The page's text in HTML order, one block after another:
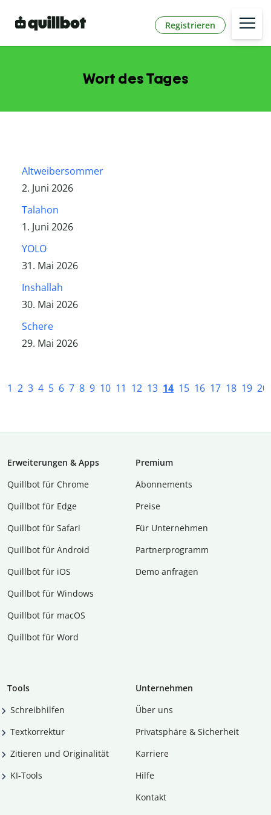
Registrieren
Wort des Tages
Altweibersommer
2. Juni 2026
Talahon
1. Juni 2026
YOLO
31. Mai 2026
Inshallah
30. Mai 2026
Schere
29. Mai 2026
1 2 3 4 5 6 7 8 9 10 11 12 13 14 15 16 17 18 19 20
Erweiterungen & Apps
Quillbot für Chrome
Quillbot für Edge
Quillbot für Safari
Quillbot für Android
Quillbot für iOS
Quillbot für Windows
Quillbot für macOS
Quillbot für Word
Premium
Abon­ne­ments
Preise
Für Unternehmen
Partnerprogramm
Demo anfragen
Tools
Schreibhilfen
Textkorrektur
Zitieren und Originalität
KI-Tools
Unternehmen
Über uns
Privatsphäre & Sicherheit
Karriere
Hilfe
Kontakt